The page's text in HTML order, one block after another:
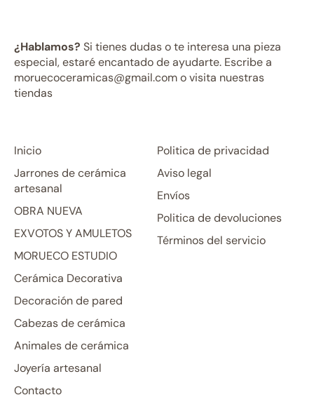
¿Hablamos? Si tienes dudas o te interesa una pieza
especial, estaré encantado de ayudarte. Escribe a
moruecoceramicas@gmail.com o visita nuestras
tiendas
Inicio
Jarrones de cerámica
artesanal
OBRA NUEVA
EXVOTOS Y AMULETOS
MORUECO ESTUDIO
Cerámica Decorativa
Decoración de pared
Cabezas de cerámica
Animales de cerámica
Joyería artesanal
Contacto
Politica de privacidad
Aviso legal
Envíos
Politica de devoluciones
Términos del servicio